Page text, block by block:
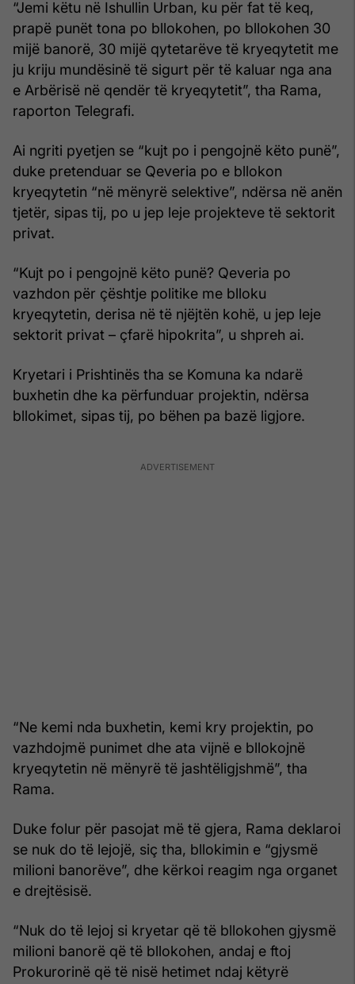
“Jemi këtu në Ishullin Urban, ku për fat të keq,
prapë punët tona po bllokohen, po bllokohen 30
mijë banorë, 30 mijë qytetarëve të kryeqytetit me
ju kriju mundësinë të sigurt për të kaluar nga ana
e Arbërisë në qendër të kryeqytetit”, tha Rama,
raporton Telegrafi.
Ai ngriti pyetjen se “kujt po i pengojnë këto punë”,
duke pretenduar se Qeveria po e bllokon
kryeqytetin “në mënyrë selektive”, ndërsa në anën
tjetër, sipas tij, po u jep leje projekteve të sektorit
privat.
“Kujt po i pengojnë këto punë? Qeveria po
vazhdon për çështje politike me blloku
kryeqytetin, derisa në të njëjtën kohë, u jep leje
sektorit privat – çfarë hipokrita”, u shpreh ai.
Kryetari i Prishtinës tha se Komuna ka ndarë
buxhetin dhe ka përfunduar projektin, ndërsa
bllokimet, sipas tij, po bëhen pa bazë ligjore.
“Ne kemi nda buxhetin, kemi kry projektin, po
vazhdojmë punimet dhe ata vijnë e bllokojnë
kryeqytetin në mënyrë të jashtëligjshmë”, tha
Rama.
Duke folur për pasojat më të gjera, Rama deklaroi
se nuk do të lejojë, siç tha, bllokimin e “gjysmë
milioni banorëve”, dhe kërkoi reagim nga organet
e drejtësisë.
“Nuk do të lejoj si kryetar që të bllokohen gjysmë
milioni banorë që të bllokohen, andaj e ftoj
Prokurorinë që të nisë hetimet ndaj këtyrë